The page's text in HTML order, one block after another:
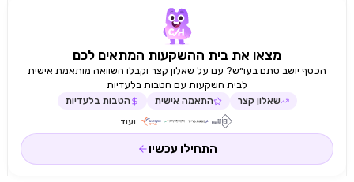
מצאו את בית ההשקעות המתאים לכם
הכסף יושב סתם בעו״ש? ענו על שאלון קצר וקבלו השוואה מותאמת אישית
לבית השקעות עם הטבות בלעדיות
שאלון קצר התאמה אישית הטבות בלעדיות
ועוד
התחילו עכשיו